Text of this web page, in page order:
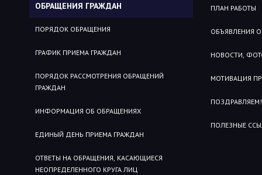
ОБРАЩЕНИЯ ГРАЖДАН
ПОРЯДОК ОБРАЩЕНИЯ
ГРАФИК ПРИЕМА ГРАЖДАН
ПОРЯДОК РАССМОТРЕНИЯ ОБРАЩЕНИЙ
ГРАЖДАН
ИНФОРМАЦИЯ ОБ ОБРАЩЕНИЯХ
ЕДИНЫЙ ДЕНЬ ПРИЕМА ГРАЖДАН
ОТВЕТЫ НА ОБРАЩЕНИЯ, КАСАЮЩИЕСЯ
НЕОПРЕДЕЛЕННОГО КРУГА ЛИЦ
ПЛАН РАБОТЫ
ОБЪЯВЛЕНИЯ
НОВОСТИ,
МОТИВАЦИЯ
ПОЗДРАВЛЯЕМ!
ПОЛЕЗНЫЕ